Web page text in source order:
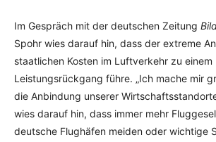
Im Gespräch mit der deutschen Zeitung
Spohr wies darauf hin, dass der extreme
staatlichen Kosten im Luftverkehr zu einem
Leistungsrückgang führe. „Ich mache mir
die Anbindung unserer
wies darauf hin, dass immer mehr
deutsche Flughäfen meiden oder wichtige